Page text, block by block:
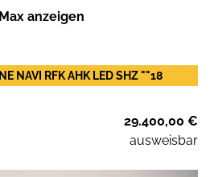
anzeigen
NAVI RFK AHK LED SHZ ""18
29.400,00 €
ausweisbar